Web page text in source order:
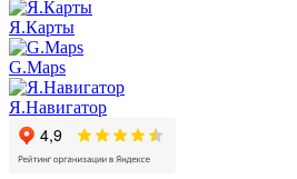
Я.Карты
G.Maps
Я.Навигатор